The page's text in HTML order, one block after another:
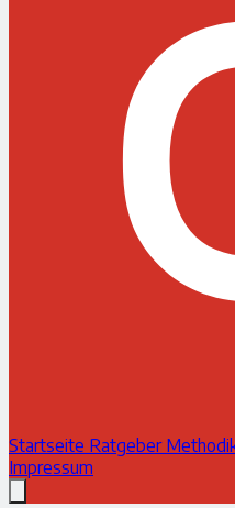
Startseite Ratgeber
Impressum